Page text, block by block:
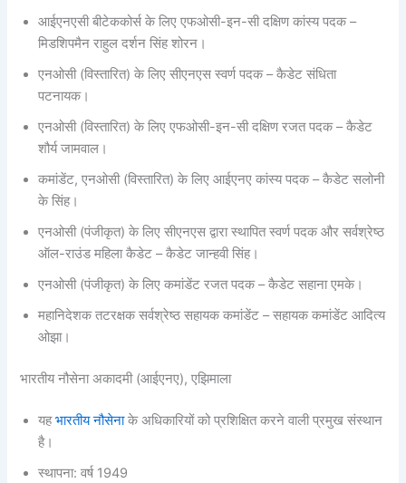
आईएनएसी बीटेककोर्स के लिए एफओसी-इन-सी दक्षिण कांस्य पदक –
मिडशिपमैन राहुल दर्शन सिंह शोरन।
एनओसी (विस्तारित) के लिए सीएनएस स्वर्ण पदक – कैडेट संधिता
पटनायक।
एनओसी (विस्तारित) के लिए एफओसी-इन-सी दक्षिण रजत पदक – कैडेट
शौर्य जामवाल।
कमांडेंट, एनओसी (विस्तारित) के लिए आईएनए कांस्य पदक – कैडेट सलोनी
के सिंह।
एनओसी (पंजीकृत) के लिए सीएनएस द्वारा स्थापित स्वर्ण पदक और सर्वश्रेष्ठ
ऑल-राउंड महिला कैडेट – कैडेट जान्हवी सिंह।
एनओसी (पंजीकृत) के लिए कमांडेंट रजत पदक – कैडेट सहाना एमके।
महानिदेशक तटरक्षक सर्वश्रेष्ठ सहायक कमांडेंट – सहायक कमांडेंट आदित्य
ओझा।
भारतीय नौसेना अकादमी (आईएनए), एझिमाला
यहभारतीय नौसेनाके अधिकारियों को प्रशिक्षित करने वाली प्रमुख संस्थान
है।
स्थापना: वर्ष 1949